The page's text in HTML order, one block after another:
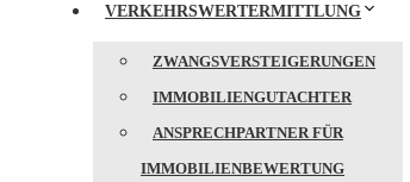
VERKEHRSWERTERMITTLUNG
ZWANGSVERSTEIGERUNGEN
IMMOBILIENGUTACHTER
ANSPRECHPARTNER FÜR
IMMOBILIENBEWERTUNG